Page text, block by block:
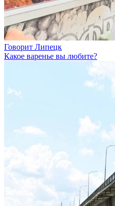
Говорит Липецк
Какое варенье вы любите?